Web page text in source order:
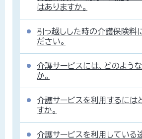
はありますか。
引っ越しした時の介護保険料
ださい。
介護サービスには、どのよう
か。
介護サービスを利用するには
すか。
介護サービスを利用している